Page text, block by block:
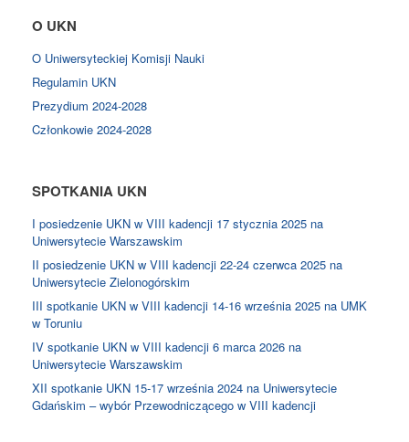
O UKN
O Uniwersyteckiej Komisji Nauki
Regulamin UKN
Prezydium 2024-2028
Członkowie 2024-2028
SPOTKANIA UKN
I posiedzenie UKN w VIII kadencji 17 stycznia 2025 na
Uniwersytecie Warszawskim
II posiedzenie UKN w VIII kadencji 22-24 czerwca 2025 na
Uniwersytecie Zielonogórskim
III spotkanie UKN w VIII kadencji 14-16 września 2025 na UMK
w Toruniu
IV spotkanie UKN w VIII kadencji 6 marca 2026 na
Uniwersytecie Warszawskim
XII spotkanie UKN 15-17 września 2024 na Uniwersytecie
Gdańskim – wybór Przewodniczącego w VIII kadencji